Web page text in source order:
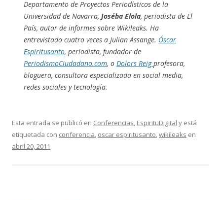
Departamento de Proyectos Periodísticos de la
Universidad de Navarra, Joséba Elola, periodista de El
País, autor de informes sobre Wikileaks. Ha
entrevistado cuatro veces a Julian Assange. Óscar
Espiritusanto, periodista, fundador de
PeriodismoCiudadano.com, o Dolors Reigprofesora,
bloguera, consultora especializada en social media,
redes sociales y tecnología.
Esta entrada se publicó en Conferencias, EspirituDigital y está
etiquetada con conferencia, oscar espiritusanto,wikileaks en
abril 20, 2011.